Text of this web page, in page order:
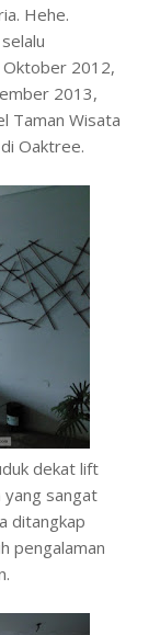
Hehe.
Oktober 2012,
2013,
Taman Wisata
Oaktree.
dekat lift
yang sangat
ditangkap
pengalaman